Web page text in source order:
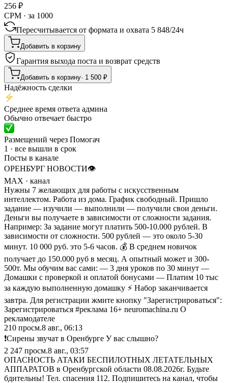
256 ₽
CPM · за 1000
Пересчитывается от формата и охвата 5 848/24ч
Добавить в корзину
Гарантия выхода поста и возврат средств
Добавить в корзину· 1 500 ₽
Надёжность сделки
Среднее время ответа админа
Обычно отвечает быстро
Размещений через Помогач
1 · все вышли в срок
Посты в канале
ОРЕНБУРГ НОВОСТИ👁️
MAX · канал
Нужны 7 желающих для работы с искусственным
интеллектом. Работа из дома. График свободный. Пришло
задание — изучили — выполнили — получили свои деньги.
Деньги вы получаете в зависимости от сложности задания.
Например: За задание могут платить 500-10.000 рублей. В
зависимости от сложности. 500 рублей — это около 5-30
минут. 10 000 руб. это 5-6 часов. 💰 В среднем новичок
получает до 150.000 руб в месяц. А опытный может и 300-
500т. Мы обучим вас сами: — 3 дня уроков по 30 минут —
Домашки с проверкой и оплатой бонусами — Платим 10 тыс
за каждую выполненную домашку ⚡ Набор заканчивается
завтра. Для регистрации жмите кнопку "Зарегистрироваться":
Зарегистрироваться #реклама 16+ neuromachina.ru О
рекламодателе
210 просм.8 авг., 06:13
❗️Сирены звучат в Оренбурге У вас слышно?
2 247 просм.8 авг., 03:57
ОПАСНОСТЬ АТАКИ БЕСПИЛОТНЫХ ЛЕТАТЕЛЬНЫХ
АППАРАТОВ в Оренбургской области 08.08.2026г. Будьте
бдительны! Тел. спасения 112. Подпишитесь на канал, чтобы